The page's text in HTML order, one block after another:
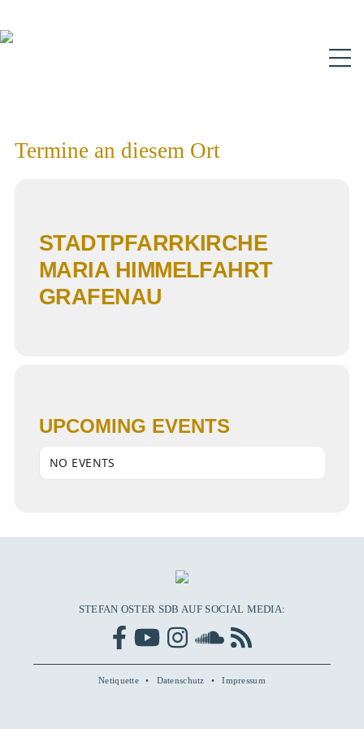
Termine an diesem Ort
STADTPFARRKIRCHE
MARIA HIMMELFAHRT
GRAFENAU
UPCOMING EVENTS
NO EVENTS
STEFAN OSTER SDB AUF SOCIAL MEDIA:
Netiquette Datenschutz Impressum